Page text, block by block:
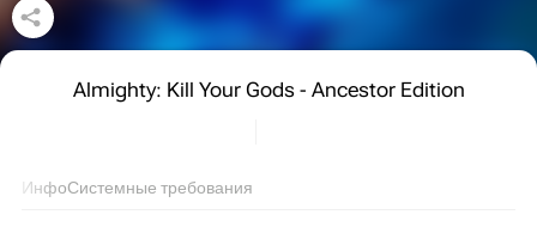
Almighty: Kill Your Gods - Ancestor Edition
ИнфоСистемные требования